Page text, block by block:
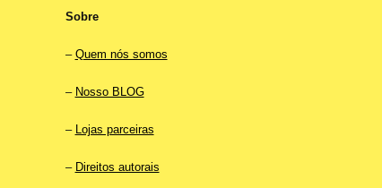
Sobre
– Quem nós somos
– Nosso BLOG
– Lojas parceiras
– Direitos autorais